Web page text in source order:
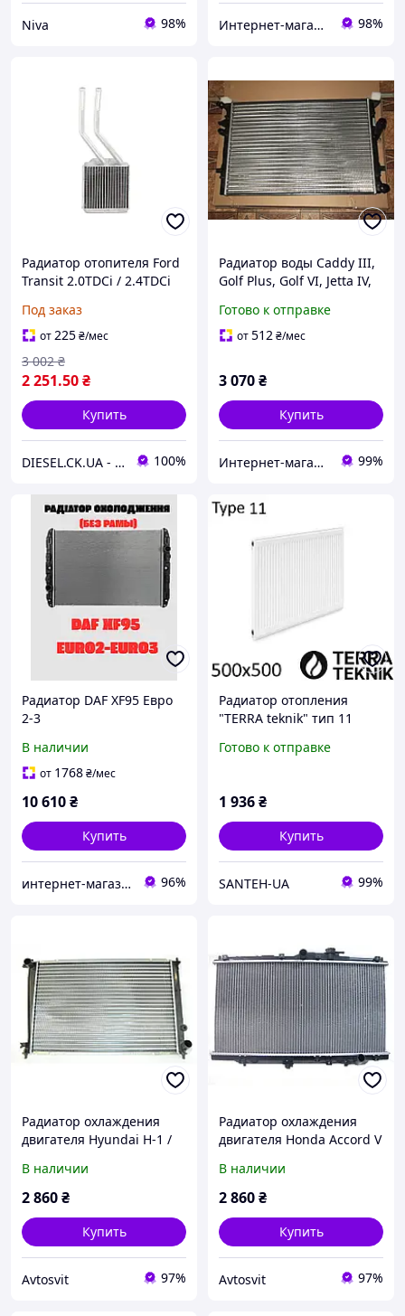
Niva 98% Интернет-магазин автозапчастей ВсеАвто 98%
Радиатор отопителя Ford
Transit 2.0TDCi / 2.4TDCi
Под заказ
от225₴/мес
2 251.50₴
3 002 ₴
Купить
DIESEL.CK.UA - интернет-магазин запчастей 100%
Радиатор воды Caddy III,
Golf Plus, Golf VI, Jetta IV,
Готово к отправке
от512₴/мес
3 070₴
Купить
Интернет-магазин БУСИК 99%
Радиатор DAF XF95 Евро
2-3
В наличии
от 1768₴/мес
10 610₴
Купить
интернет-магазин автозапчастей "TIRLABI" 96%
Радиатор отопления
"TERRA teknik" тип 11
Готово к отправке
1 936₴
Купить
SANTEH-UA 99%
Радиатор охлаждения
двигателя Hyundai H-1 /
В наличии
2 860₴
Купить
Avtosvit 97%
Радиатор охлаждения
двигателя Honda Accord V
В наличии
2 860₴
Купить
Avtosvit 97%